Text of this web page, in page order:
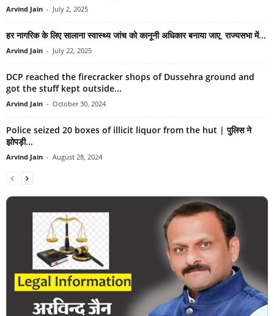
Arvind Jain - July 2, 2025
हर नागरिक के लिए सालाना स्वास्थ्य जांच को कानूनी अधिकार बनाया जाए, राज्यसभा में...
Arvind Jain - July 22, 2025
DCP reached the firecracker shops of Dussehra ground and
got the stuff kept outside...
Arvind Jain - October 30, 2024
Police seized 20 boxes of illicit liquor from the hut | पुलिस ने
झोपड़ी...
Arvind Jain - August 28, 2024